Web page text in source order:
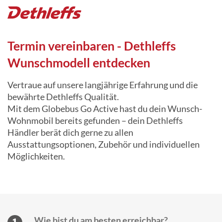
Termin vereinbaren - Dethleffs
Wunschmodell entdecken
Vertraue auf unsere langjährige Erfahrung und die
bewährte Dethleffs Qualität.
Mit dem Globebus Go Active hast du dein Wunsch-
Wohnmobil bereits gefunden – dein Dethleffs
Händler berät dich gerne zu allen
Ausstattungsoptionen, Zubehör und individuellen
Möglichkeiten.